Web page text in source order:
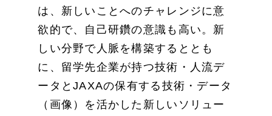
は、新しいことへのチャレンジに意
欲的で、自己研鑽の意識も高い。新
しい分野で人脈を構築するととも
に、留学先企業が持つ技術・人流デ
ータとJAXAの保有する技術・データ
（画像）を活かした新しいソリュー